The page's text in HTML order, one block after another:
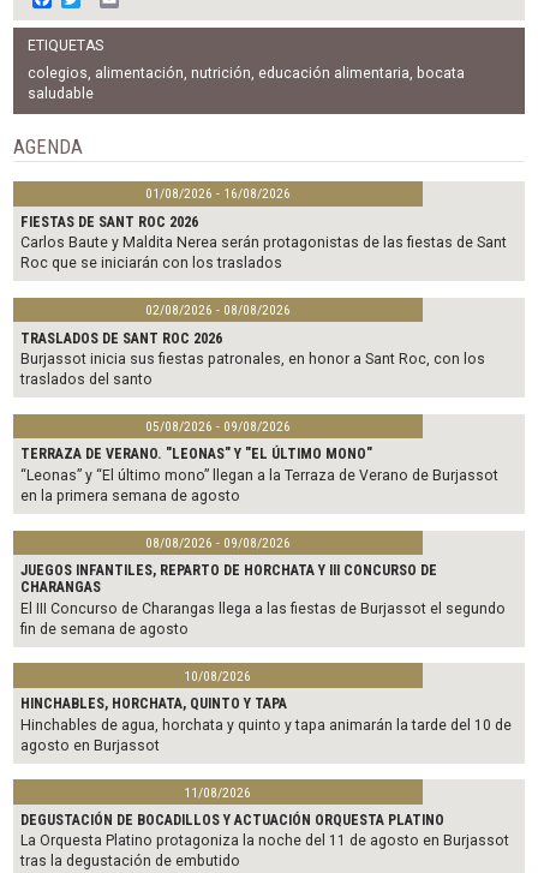
a
c
e
b
o
o
w
i
t
t
e
r
m
l
ETIQUETAS
colegios, alimentación, nutrición, educación alimentaria, bocata
saludable
AGENDA
01/08/2026 - 16/08/2026
FIESTAS DE SANT ROC 2026
Carlos Baute y Maldita Nerea serán protagonistas de las fiestas de Sant
Roc que se iniciarán con los traslados
02/08/2026 - 08/08/2026
TRASLADOS DE SANT ROC 2026
Burjassot inicia sus fiestas patronales, en honor a Sant Roc, con los
traslados del santo
05/08/2026 - 09/08/2026
TERRAZA DE VERANO. "LEONAS" Y "EL ÚLTIMO MONO"
“Leonas” y “El último mono” llegan a la Terraza de Verano de Burjassot
en la primera semana de agosto
08/08/2026 - 09/08/2026
JUEGOS INFANTILES, REPARTO DE HORCHATA Y III CONCURSO DE
CHARANGAS
El III Concurso de Charangas llega a las fiestas de Burjassot el segundo
fin de semana de agosto
10/08/2026
HINCHABLES, HORCHATA, QUINTO Y TAPA
Hinchables de agua, horchata y quinto y tapa animarán la tarde del 10 de
agosto en Burjassot
11/08/2026
DEGUSTACIÓN DE BOCADILLOS Y ACTUACIÓN ORQUESTA PLATINO
La Orquesta Platino protagoniza la noche del 11 de agosto en Burjassot
tras la degustación de embutido